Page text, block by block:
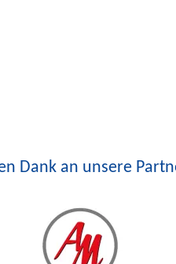
Dank an unsere